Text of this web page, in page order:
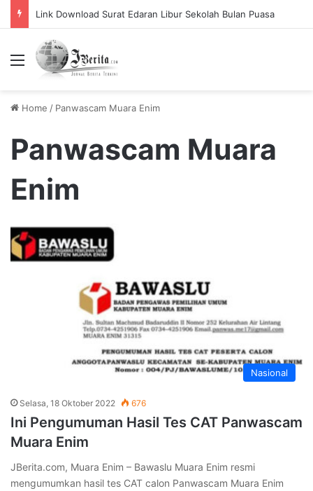
Link Download Surat Edaran Libur Sekolah Bulan Puasa
Menu
Home / Panwascam Muara Enim
Panwascam Muara
Enim
Nasional
Selasa, 18 Oktober 2022 676
Ini Pengumuman Hasil Tes CAT Panwascam
Muara Enim
JBerita.com, Muara Enim – Bawaslu Muara Enim resmi
mengumumkan hasil tes CAT calon Panwascam Muara Enim